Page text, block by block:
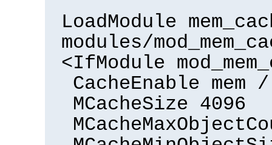
LoadModule
modules/
<IfModule
CacheEnable mem /
MCacheSize 4096